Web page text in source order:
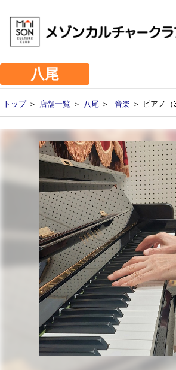
八尾
トップ＞ 店舗一覧 ＞ 八尾 ＞ 音楽 ＞ ピアノ（